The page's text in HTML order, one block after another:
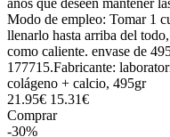
años que deseen mantener
Modo de empleo: Tomar 1
llenarlo hasta arriba del
como caliente. envase de
177715.Fabricante:
colágeno + calcio, 495gr
21.95€ 15.31€
Comprar
-30%